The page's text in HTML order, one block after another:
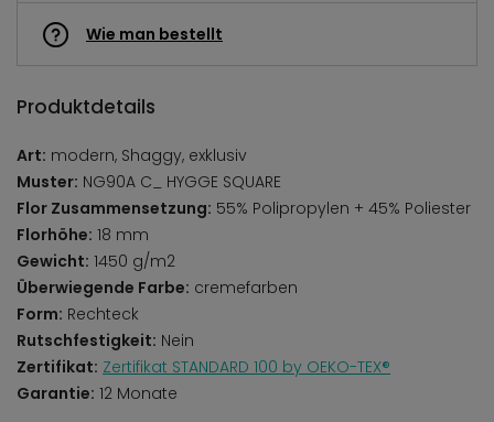
Wie man bestellt
Produktdetails
Art: modern, Shaggy, exklusiv
Muster: NG90A C_ HYGGE SQUARE
Flor Zusammensetzung: 55% Polipropylen + 45% Poliester
Florhöhe: 18 mm
Gewicht: 1450 g/m2
Überwiegende Farbe: cremefarben
Form: Rechteck
Rutschfestigkeit: Nein
Zertifikat: Zertifikat STANDARD 100 by OEKO-TEX®
Garantie: 12 Monate